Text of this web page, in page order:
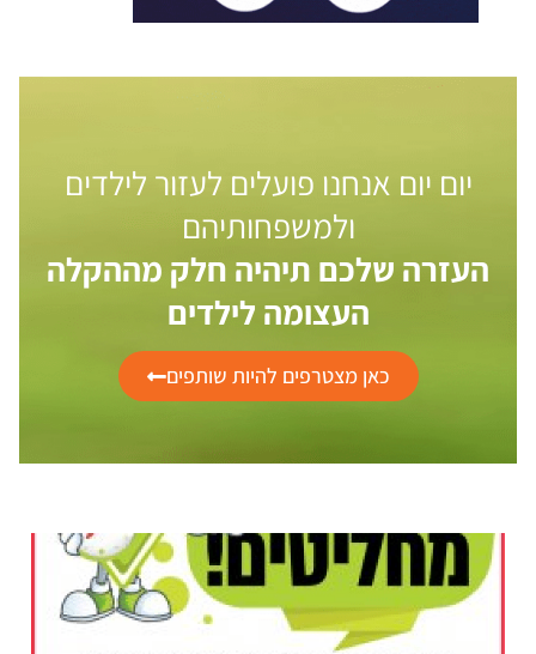
יום יום אנחנו פועלים לעזור לילדים
ולמשפחותיהם
העזרה שלכם תיהיה חלק מההקלה
העצומה לילדים
כאן מצטרפים להיות שותפים